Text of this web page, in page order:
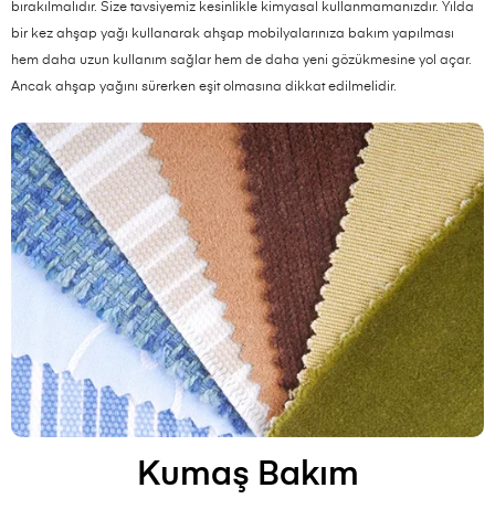
bırakılmalıdır. Size tavsiyemiz kesinlikle kimyasal kullanmamanızdır. Yılda
bir kez ahşap yağı kullanarak ahşap mobilyalarınıza bakım yapılması
hem daha uzun kullanım sağlar hem de daha yeni gözükmesine yol açar.
Ancak ahşap yağını sürerken eşit olmasına dikkat edilmelidir.
Kumaş Bakım